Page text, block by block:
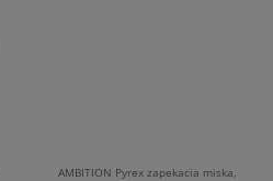
AMBITION Pyrex zapekacia miska,